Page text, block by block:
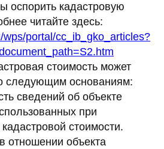
оспорить кадастровую
читайте здесь:
wps/portal/cc_ib_gko_articles?
стоимость может
следующим основаниям:
сведений об объекте
при
стоимости.
отношении объекта